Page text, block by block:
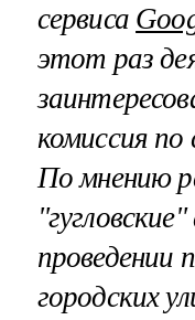
сервиса
этот раз
комиссия
По мнению
проведении
городских